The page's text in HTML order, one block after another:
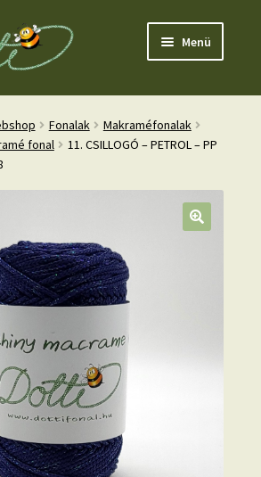
Menü
Fonalak
Makraméfonalak
fonal
11. CSILLOGÓ – PETROL – PP